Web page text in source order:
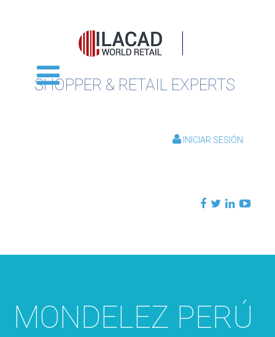
SHOPPER & RETAIL EXPERTS
INICIAR SESIÓN
MONDELEZ PERÚ